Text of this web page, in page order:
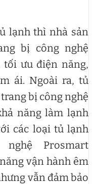
lạnh thì nhà sản
bị công nghệ
ưu điện năng,
ái. Ngoài ra, tủ
bị công nghệ
năng làm lạnh
các loại tủ lạnh
nghệ Prosmart
vận hành êm
vẫn đảm bảo